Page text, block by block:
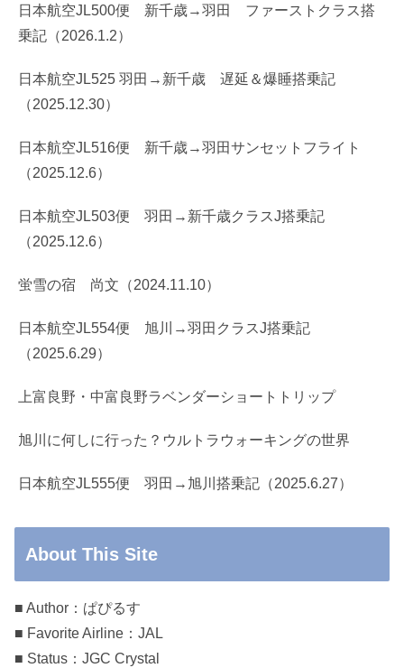
日本航空JL500便 新千歳→羽田 ファーストクラス搭
乗記（2026.1.2）
日本航空JL525 羽田→新千歳 遅延＆爆睡搭乗記
（2025.12.30）
日本航空JL516便 新千歳→羽田サンセットフライト
（2025.12.6）
日本航空JL503便 羽田→新千歳クラスJ搭乗記
（2025.12.6）
蛍雪の宿 尚文（2024.11.10）
日本航空JL554便 旭川→羽田クラスJ搭乗記
（2025.6.29）
上富良野・中富良野ラベンダーショートトリップ
旭川に何しに行った？ウルトラウォーキングの世界
日本航空JL555便 羽田→旭川搭乗記（2025.6.27）
About This Site
■ Author：ぱぴるす
■ Favorite Airline：JAL
■ Status：JGC Crystal